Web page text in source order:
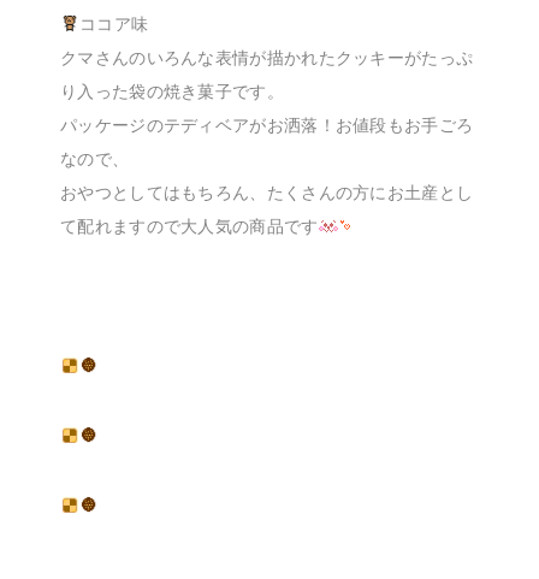
ココア味
クマさんのいろんな表情が描かれたクッキーがたっぷ
り入った袋の焼き菓子です。
パッケージのテディベアがお洒落！お値段もお手ごろ
なので、
おやつとしてはもちろん、たくさんの方にお土産とし
て配れますので大人気の商品です